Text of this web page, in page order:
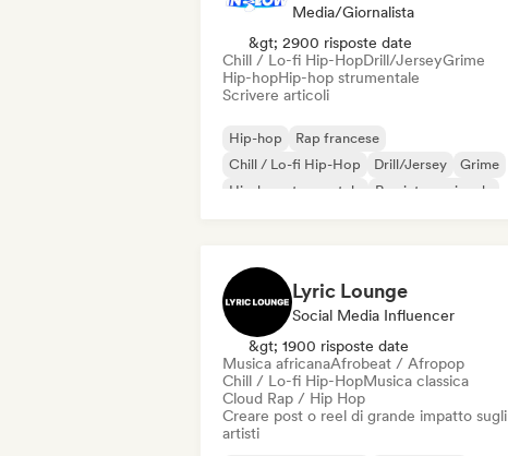
Media/Giornalista
&gt; 2900 risposte date
Chill / Lo-fi Hip-HopDrill/JerseyGrime
Hip-hopHip-hop strumentale
Scrivere articoli
Hip-hop
Rap francese
Chill / Lo-fi Hip-Hop
Drill/Jersey
Grime
Hip-hop strumentale
Rap internazionale
Lyric Lounge
Social Media Influencer
&gt; 1900 risposte date
Musica africanaAfrobeat / Afropop
Chill / Lo-fi Hip-HopMusica classica
Cloud Rap / Hip Hop
Creare post o reel di grande impatto sugli
artisti